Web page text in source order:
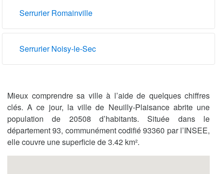
Serrurier Romainville
Serrurier Noisy-le-Sec
Mieux comprendre sa ville à l’aide de quelques chiffres
clés. A ce jour, la ville de Neuilly-Plaisance abrite une
population de 20508 d’habitants. Située dans le
département 93, communément codifié 93360 par l’INSEE,
elle couvre une superficie de 3.42 km².